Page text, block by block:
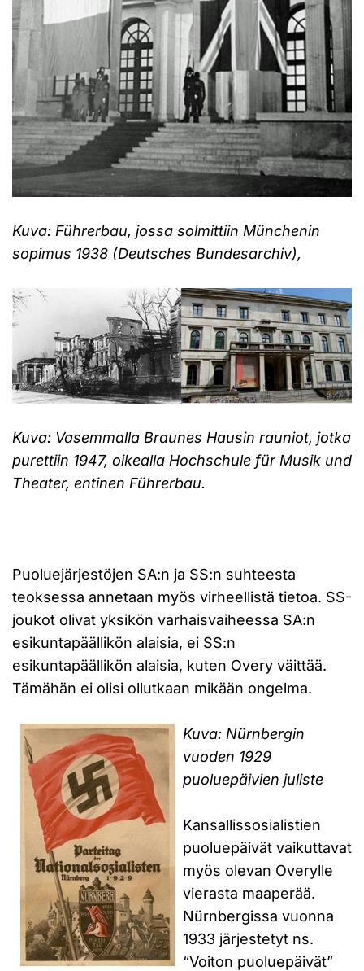
Kuva: Führerbau, jossa solmittiin Münchenin
sopimus 1938 (Deutsches Bundesarchiv),
Kuva: Vasemmalla Braunes Hausin rauniot, jotka
purettiin 1947, oikealla Hochschule für Musik und
Theater, entinen Führerbau.
Puoluejärjestöjen SA:n ja SS:n suhteesta
teoksessa annetaan myös virheellistä tietoa. SS-
joukot olivat yksikön varhaisvaiheessa SA:n
esikuntapäällikön alaisia, ei SS:n
esikuntapäällikön alaisia, kuten Overy väittää.
Tämähän ei olisi ollutkaan mikään ongelma.
Kuva: Nürnbergin
vuoden 1929
puoluepäivien juliste
Kansallissosialistien
puoluepäivät vaikuttavat
myös olevan Overylle
vierasta maaperää.
Nürnbergissa vuonna
1933 järjestetyt ns.
“Voiton puoluepäivät”